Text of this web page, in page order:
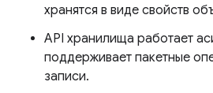
хранятся в виде свойств
API хранилища работает
поддерживает пакетные
записи.